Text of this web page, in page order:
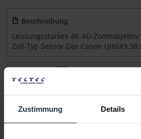
Zustimmung Details
Beschreibung
Leistungsstarkes 4K-AÜ-
Zoll-Typ Sensor Das Canon UJ86X9.3B
Zubehör und Empfehlungen
Beratung